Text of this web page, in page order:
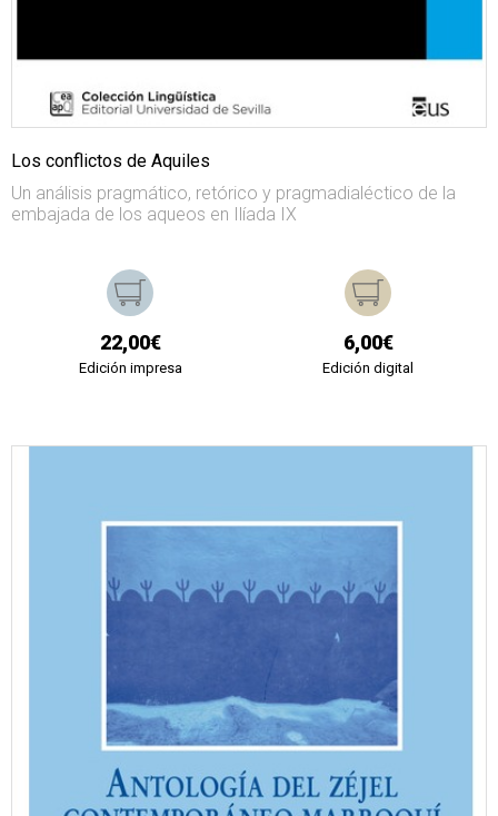
Los conflictos de Aquiles
Un análisis pragmático, retórico y pragmadialéctico de la
embajada de los aqueos en Ilíada IX
22,00€
Edición impresa
6,00€
Edición digital